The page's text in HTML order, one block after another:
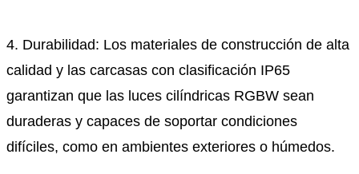
4. Durabilidad: Los materiales de construcción de alta
calidad y las carcasas con clasificación IP65
garantizan que las luces cilíndricas RGBW sean
duraderas y capaces de soportar condiciones
difíciles, como en ambientes exteriores o húmedos.